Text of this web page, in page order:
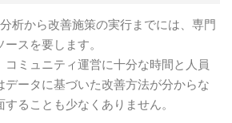
析から改善施策の実行までには、専門
スを要します。
コミュニティ運営に十分な時間と人員
データに基づいた改善方法が分からな
ることも少なくありません。